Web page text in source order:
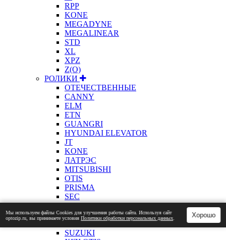
RPP
KONE
MEGADYNE
MEGALINEAR
STD
XL
XPZ
Z(О)
РОЛИКИ
ОТЕЧЕСТВЕННЫЕ
CANNY
ELM
ETN
GUANGRI
HYUNDAI ELEVATOR
JT
KONE
ЛАТРЭС
MITSUBISHI
OTIS
PRISMA
SEC
SELCOM
SCHINDLER
LG SIGMA
SUZUKI
Мы используем файлы Сookies для улучшения работы сайта. Используя сайт
optozip.ru, вы принимаете условияПолитики обработки персональных данных Хорошо